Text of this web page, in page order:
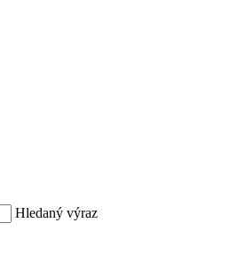
Hledaný výraz